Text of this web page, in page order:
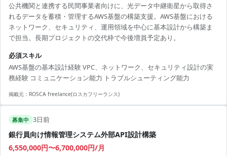
公共機関と連携する民間事業者向けに、光データ中継衛星から取得さ
れるデータを蓄積・管理するAWS基盤の構築支援。AWS基盤における
ネットワーク、セキュリティ、運用領域を中心に基本設計から構築ま
で担当。長期プロジェクトの交代枠で今後増員予定あり。
必須スキル
AWS基盤の基本設計経験 VPC、ネットワーク、セキュリティ設計の実
務経験 コミュニケーション能力 トラブルシューティング能力
掲載元： ROSCA freelance(ロスカフリーランス)
募集中 3日前
銀行員向け情報管理システム外部API設計構築
6,550,000円〜6,700,000円/月